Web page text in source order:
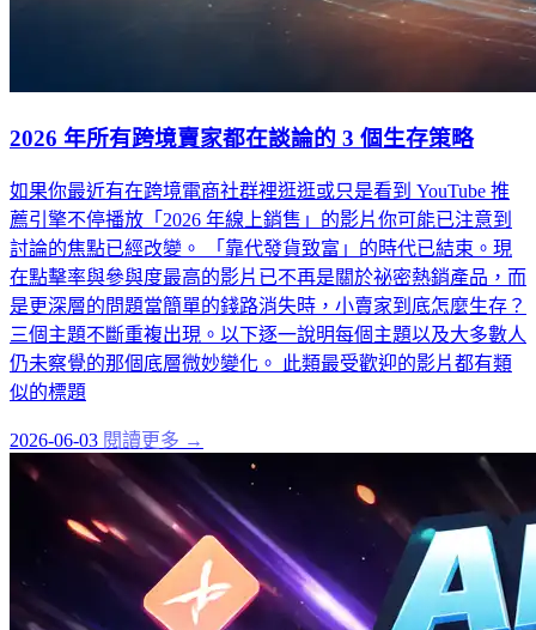
2026 年所有跨境賣家都在談論的 3 個生存策略
如果你最近有在跨境電商社群裡逛逛或只是看到 YouTube 推
薦引擎不停播放「2026 年線上銷售」的影片你可能已注意到
討論的焦點已經改變。 「靠代發貨致富」的時代已結束。現
在點擊率與參與度最高的影片已不再是關於祕密熱銷產品，而
是更深層的問題當簡單的錢路消失時，小賣家到底怎麼生存？
三個主題不斷重複出現。以下逐一說明每個主題以及大多數人
仍未察覺的那個底層微妙變化。 此類最受歡迎的影片都有類
似的標題
2026-06-03 閱讀更多 →